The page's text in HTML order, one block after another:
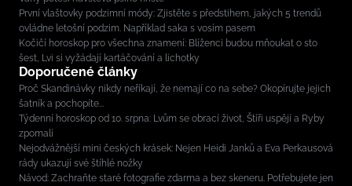
První vlaštovky podzimní módy: Zjistěte s předstihem, jakých 5 trendů
ovládne letošní podzim. Například saka s vosím pasem
Kočičí horoskop pro všechna znamení: Blíženci budou mňoukat o sto
šest, Lvi si vyžádají kartáčování a lichotky
Doporučené články
Proč Skandinávky nikdy neříkají, že nemají co na sebe? Okopírujte jejich
šatník a pochopíte...
Týdenní horoskop od 10. srpna: Lvům se obrací život, Štíři uspějí a Ryby
zpomalí
Nejodvážnější mini českých krásek: Nejen Heidi Janků a Eva Perkausová
rády ukazují své štíhlé nožky
Návod: Zachraňte staré fotografie zdarma a bez skeneru. Potřebujete jen